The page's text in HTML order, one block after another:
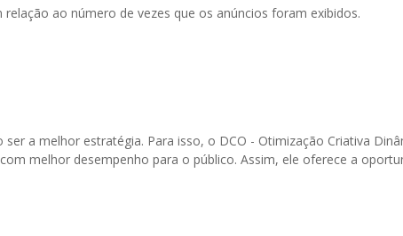
ao número de vezes que os anúncios foram exibidos.
a melhor estratégia. Para isso, o DCO - Otimização Criativa
melhor desempenho para o público. Assim, ele oferece a